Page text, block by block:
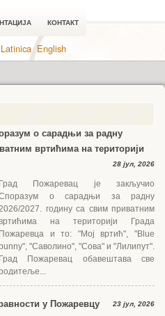
КОНТАКТ
Latinica English
о сарадњи за радну
вртићима на територији
28 јул, 2026
Град Пожаревац је закључио
о сарадњи за радну
2027. годину са свим приватним
на територији Града
Пожаревца и то: "Мој вртић", "Blue
bunny", "Саволино", "Сова" и "Лилипут".
Град Пожаревац обавештава све
у Пожаревцу 23 јул, 2026